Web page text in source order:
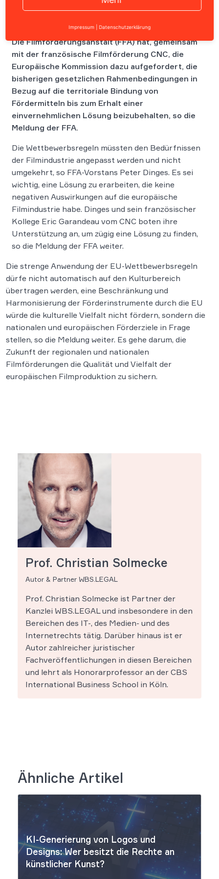
Die Filmförderungsanstalt (FFA) hat, gemeinsam
mit der französische Filmförderung CNC, die
Europäische Kommission dazu aufgefordert, die
bisherigen gesetzlichen Rahmenbedingungen in
Bezug auf die territoriale Bindung von
Fördermitteln bis zum Erhalt einer
einvernehmlichen Lösung beizubehalten, so die
Meldung der FFA.
Die Wettbewerbsregeln müssten den Bedürfnissen
der Filmindustrie angepasst werden und nicht
umgekehrt, so FFA-Vorstans Peter Dinges. Es sei
wichtig, eine Lösung zu erarbeiten, die keine
negativen Auswirkungen auf die europäische
Filmindustrie habe. Dinges und sein französischer
Kollege Eric Garandeau vom CNC boten ihre
Unterstützung an, um zügig eine Lösung zu finden,
so die Meldung der FFA weiter.
Die strenge Anwendung der EU-Wettbewerbsregeln
dürfe nicht automatisch auf den Kulturbereich
übertragen werden, eine Beschränkung und
Harmonisierung der Förderinstrumente durch die EU
würde die kulturelle Vielfalt nicht fördern, sondern die
nationalen und europäischen Förderziele in Frage
stellen, so die Meldung weiter. Es gehe darum, die
Zukunft der regionalen und nationalen
Filmförderungen die Qualität und Vielfalt der
europäischen Filmproduktion zu sichern.
Prof. Christian Solmecke
Autor & Partner WBS.LEGAL
Prof. Christian Solmecke ist Partner der
Kanzlei WBS.LEGAL und insbesondere in den
Bereichen des IT-, des Medien- und des
Internetrechts tätig. Darüber hinaus ist er
Autor zahlreicher juristischer
Fachveröffentlichungen in diesen Bereichen
und lehrt als Honorarprofessor an der CBS
International Business School in Köln.
Ähnliche Artikel
KI-Generierung von Logos und
Designs: Wer besitzt die Rechte an
künstlicher Kunst?
Impressum Datenschutzerklärung